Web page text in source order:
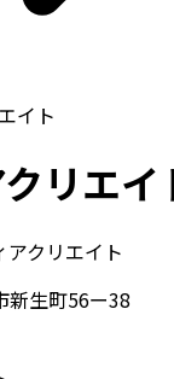
イト
リエイ
クリエイト
新生町56ー38